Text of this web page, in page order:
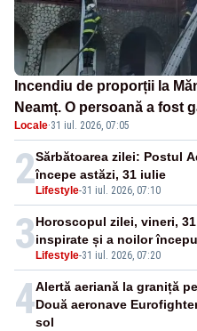
Incendiu de proporții la
Neamț. O persoană a fost
VIDEO
Locale·31 iul. 2026, 07:05
2 Lifestyle-31 iul. 2026, 07:10
Sărbătoarea zilei: Postul
începe astăzi, 31 iulie
3 Lifestyle-31 iul. 2026, 07:20
Horoscopul zilei, vineri,
inspirate și a noilor
4Alertă aeriană la graniță
Două aeronave
sol